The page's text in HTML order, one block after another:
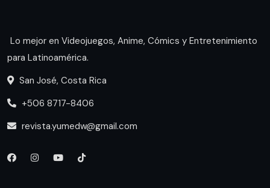
Lo mejor en Videojuegos, Anime, Cómics y Entretenimiento
para Latinoamérica.
San José, Costa Rica
+506 8717-8406
revista.yumedw@gmail.com